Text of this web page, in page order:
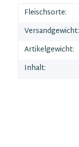
Fleischsorte:
Versandgewicht:
Artikelgewicht:
Inhalt: